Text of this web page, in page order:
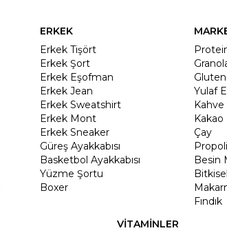
ERKEK
Erkek Tişört
Erkek Şort
Erkek Eşofman
Erkek Jean
Erkek Sweatshirt
Erkek Mont
Erkek Sneaker
Güreş Ayakkabısı
Basketbol Ayakkabısı
Yüzme Şortu
Boxer
Yulaf
Kahve
Kakao
Çay
Besin
Fındık
VİTAMİNLER